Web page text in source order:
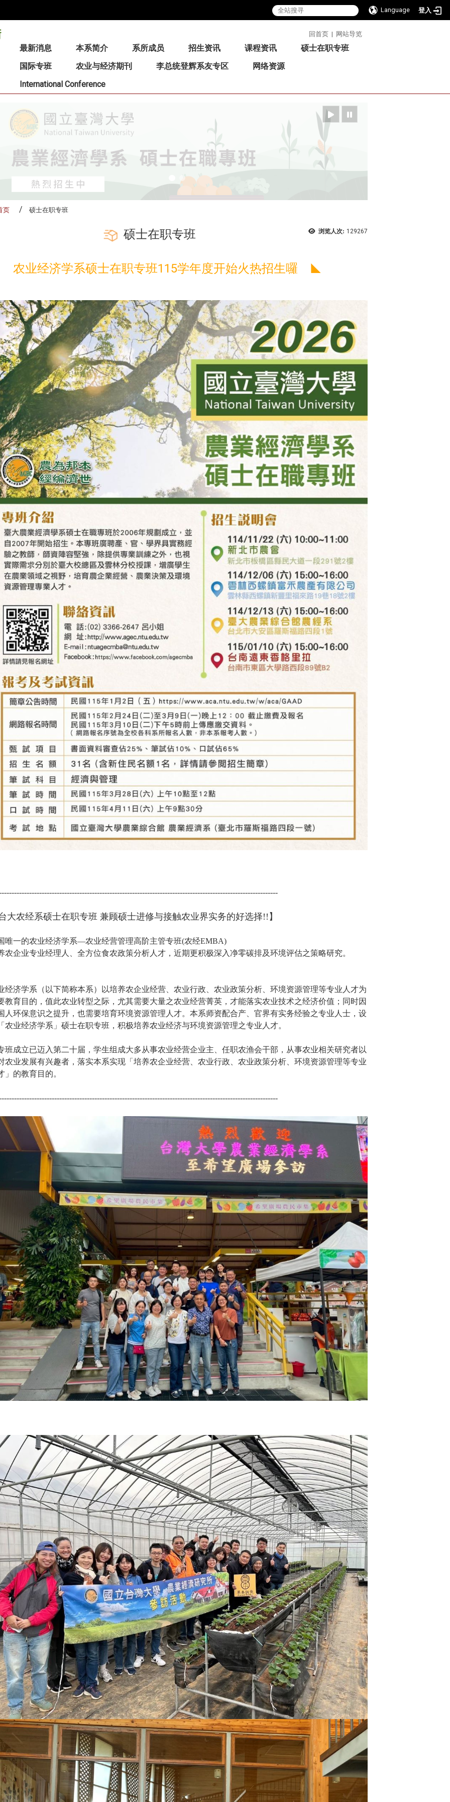
Language 登入
回首页 | 网站导览
最新消息 本系简介 系所成员 招生资讯 课程资讯
硕士在职专班
国际专班
农业与经济期刊 李总统登辉系友专区
网络资源
International Conference
页 硕士在职专班
浏览人次: 129267
硕士在职专班
农业经济学系硕士在职专班115学年度开始火热招生囉 ◣
大农经系硕士在职专班 兼顾硕士进修与接触农业界实务的好选择!!】
唯一的农业经济学系—农业经营管理高阶主管专班(农经EMBA)
农企业专业经理人、全方位食农政策分析人才，近期更积极深入净零碳排及环境评估之策略研究。
经济学系（以下简称本系）以培养农企业经营、农业行政、农业政策分析、环境资源管理等专业人才为
教育目的，值此农业转型之际，尤其需要大量之农业经营菁英，才能落实农业技术之经济价值；同时因
人环保意识之提升，也需要培育环境资源管理人才。本系师资配合产、官界有实务经验之专业人士，设
农业经济学系」硕士在职专班，积极培养农业经济与环境资源管理之专业人才。
班成立已迈入第二十届，学生组成大多从事农业经营企业主、任职农渔会干部，从事农业相关研究者以
农业发展有兴趣者，落实本系实现「培养农企业经营、农业行政、农业政策分析、环境资源管理等专业
」的教育目的。